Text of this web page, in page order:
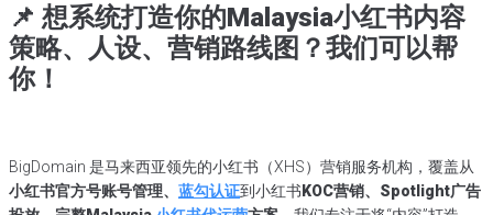
📌 想系统打造你的Malaysia小红书内容
策略、人设、营销路线图？我们可以帮
你！
BigDomain 是马来西亚领先的小红书（XHS）营销服务机构，覆盖从
小红书官方号账号管理、 蓝勾认证到小红书KOC营销、Spotlight广告